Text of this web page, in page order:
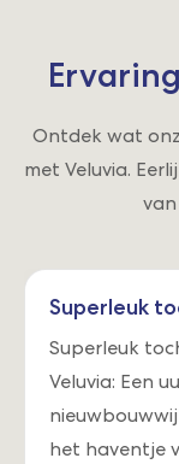
Ontdek wat
met Veluvia.
Superleuk
Superleuk
Veluvia: Een
het haventje